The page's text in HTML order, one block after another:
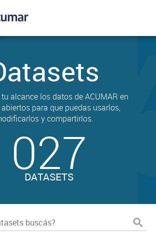
alcance los datos de ACUMAR en
para que puedas usarlos,
y compartirlos.
027
DATASETS